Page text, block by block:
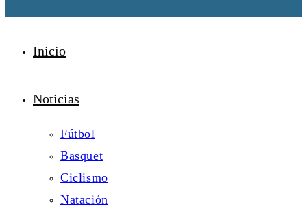
Inicio
Noticias
Fútbol
Basquet
Ciclismo
Natación